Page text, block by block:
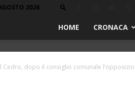
2026
HOME CRONACA
Cedro, dopo il consiglio comunale